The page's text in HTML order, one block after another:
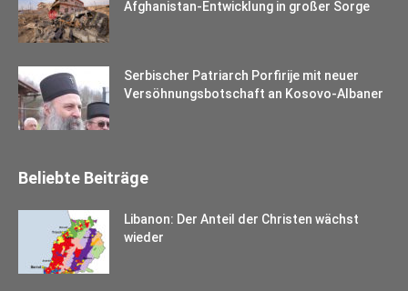
Afghanistan-Entwicklung in großer Sorge
Serbischer Patriarch Porfirije mit neuer
Versöhnungsbotschaft an Kosovo-Albaner
Beliebte Beiträge
Libanon: Der Anteil der Christen wächst
wieder